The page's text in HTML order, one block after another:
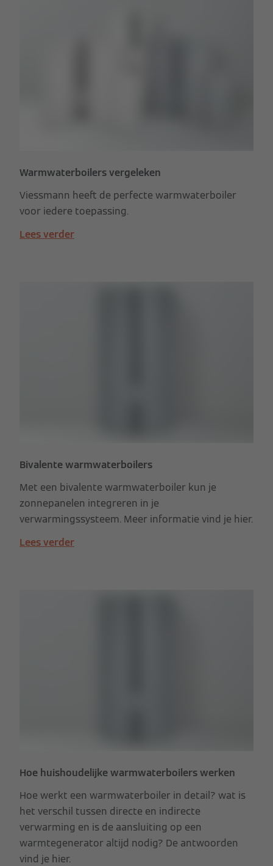
Warmwaterboilers vergeleken
Viessmann heeft de perfecte warmwaterboiler
voor iedere toepassing.
Lees verder
Bivalente warmwaterboilers
Met een bivalente warmwaterboiler kun je
zonnepanelen integreren in je
verwarmingssysteem. Meer informatie vind je hier.
Lees verder
Hoe huishoudelijke warmwaterboilers werken
Hoe werkt een warmwaterboiler in detail? wat is
het verschil tussen directe en indirecte
verwarming en is de aansluiting op een
warmtegenerator altijd nodig? De antwoorden
vind je hier.